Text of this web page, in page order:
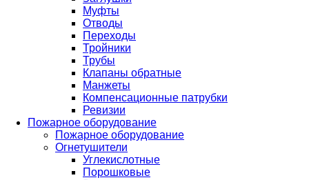
Муфты
Отводы
Переходы
Тройники
Трубы
Клапаны обратные
Манжеты
Компенсационные патрубки
Ревизии
Пожарное оборудование
Пожарное оборудование
Огнетушители
Углекислотные
Порошковые